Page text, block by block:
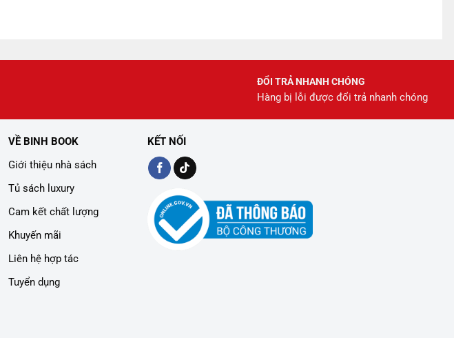
ĐỔI TRẢ NHANH CHÓNG
Hàng bị lỗi được đổi trả nhanh chóng
VỀ BINH BOOK
Giới thiệu nhà sách
Tủ sách luxury
Cam kết chất lượng
Khuyến mãi
Liên hệ hợp tác
Tuyển dụng
KẾT NỐI